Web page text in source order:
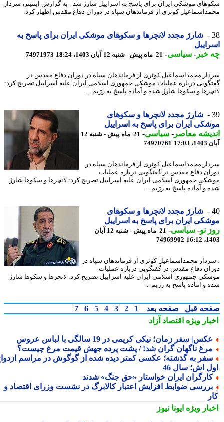
موشکی ایران برای پاسخ به اسراییل شارژ شد - به گزارش اینتیتر، سردار
کوثری از فرماندهان سپاه در دوران دفاع مقدس اظهار کرد:
شارژ مجدد لانچرها و سکوهای موشکی ایران برای پاسخ به
خبر -سیاسی-21 ماه پیش - شنبه 12 آبان 1403، 18:24 74971973
محمداسماعیل کوثری از فرماندهان سپاه در دوران دفاع مقدس در
درباره عملیات موشکی جمهوری اسلامی ایران علیه اسراییل تصریح کرد:
و سکوها شارژ شده و آماده پاسخ به رژیم ...
شارژ مجدد لانچرها و سکوهای
ایران برای پاسخ به اسراییل
معاصر-سیاسی-
21 ماه پیش - شنبه 12
74970761
محمداسماعیل کوثری از فرماندهان سپاه در
دفاع مقدس در گفتگویی درباره عملیات
جمهوری اسلامی ایران علیه اسراییل تصریح کرد: لانچرها و سکوها شارژ
و آماده پاسخ به رژیم ...
شارژ مجدد لانچرها و سکوهای
ایران برای پاسخ به اسراییل
نو- سیاسی-
21 ماه پیش - شنبه 12 آبان
74969902
محمداسماعیل کوثری از فرماندهان سپاه در
دفاع مقدس در گفتگویی درباره عملیات
جمهوری اسلامی ایران علیه اسراییل تصریح کرد: لانچرها و سکوها شارژ
و آماده پاسخ به رژیم ...
قبل صفحه بعد 1
2
3
4
5
6
7
ویژهاقتصاد آزاد
سفر زمان؛ نیکی کریمی در 19 سالگی با لباس عروس
ناگهان گران شد! / پشت پرده جهش قیمت مرغ چیست؟
به گذشته؛ عکسی کمتر دیده شده از گوگوش در مراسم ازدواج
اش؛ سال 46
ایران خواستار «حق جنگ» شدند
ضوابط افزایش اعتبار کالابرگ در نشست وزرای اقتصاد و
ویژهایونا نیوز